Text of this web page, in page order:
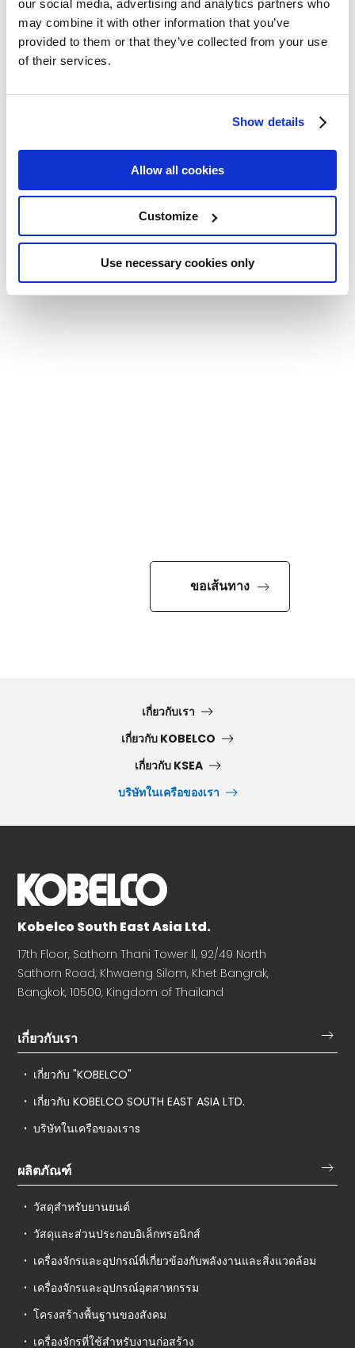
our social media, advertising and analytics partners who
may combine it with other information that you’ve
provided to them or that they’ve collected from your use
of their services.
Show details
Allow all cookies
Customize
Use necessary cookies only
แผนที่การเดินทาง
ขอเส้นทาง
เกี่ยวกับเรา
เกี่ยวกับ KOBELCO
เกี่ยวกับ KSEA
บริษัทในเครือของเรา
Kobelco South East Asia Ltd.
17th Floor, Sathorn Thani Tower ll, 92/49 North
Sathorn Road, Khwaeng Silom, Khet Bangrak,
Bangkok, 10500, Kingdom of Thailand
เกี่ยวกับเรา
เกี่ยวกับ "KOBELCO"
เกี่ยวกับ KOBELCO SOUTH EAST ASIA LTD.
บริษัทในเครือของเราs
ผลิตภัณฑ์
วัสดุสำหรับยานยนต์
วัสดุและส่วนประกอบอิเล็กทรอนิกส์
เครื่องจักรและอุปกรณ์ที่เกี่ยวข้องกับพลังงานและสิ่งแวดล้อม
เครื่องจักรและอุปกรณ์อุตสาหกรรม
โครงสร้างพื้นฐานของสังคม
เครื่องจักรที่ใช้สำหรับงานก่อสร้าง